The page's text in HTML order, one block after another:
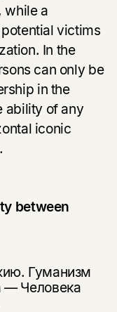
while a
victims
In the
can only be
in the
ability of any
iconic
between
Гуманизм
— Человека